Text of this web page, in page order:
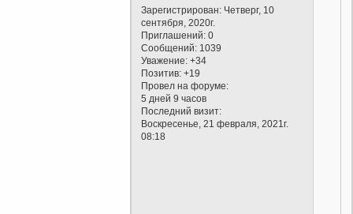
Зарегистрирован: Четверг, 10
сентября, 2020г.
Приглашений: 0
Сообщений: 1039
Уважение: +34
Позитив: +19
Провел на форуме:
5 дней 9 часов
Последний визит:
Воскресенье, 21 февраля, 2021г.
08:18